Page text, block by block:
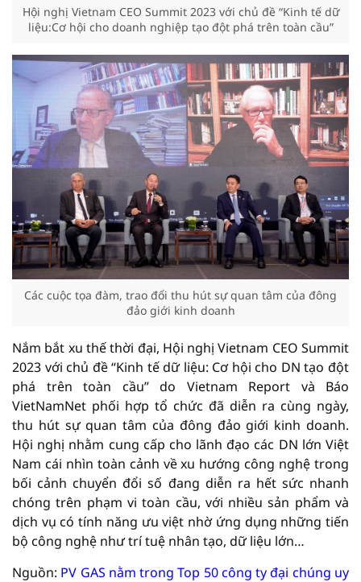
Hội nghị Vietnam CEO Summit 2023 với chủ đề “Kinh tế dữ
liệu:Cơ hội cho doanh nghiệp tạo đột phá trên toàn cầu”
Các cuộc tọa đàm, trao đổi thu hút sự quan tâm của đông
đảo giới kinh doanh
Nắm bắt xu thế thời đại, Hội nghị Vietnam CEO Summit
2023 với chủ đề “Kinh tế dữ liệu: Cơ hội cho DN tạo đột
phá trên toàn cầu” do Vietnam Report và Báo
VietNamNet phối hợp tổ chức đã diễn ra cùng ngày,
thu hút sự quan tâm của đông đảo giới kinh doanh.
Hội nghị nhằm cung cấp cho lãnh đạo các DN lớn Việt
Nam cái nhìn toàn cảnh về xu hướng công nghệ trong
bối cảnh chuyển đổi số đang diễn ra hết sức nhanh
chóng trên phạm vi toàn cầu, với nhiều sản phẩm và
dịch vụ có tính năng ưu việt nhờ ứng dụng những tiến
bộ công nghệ như trí tuệ nhân tạo, dữ liệu lớn…
Nguồn: PV GAS nằm trong Top 50 công ty đại chúng uy